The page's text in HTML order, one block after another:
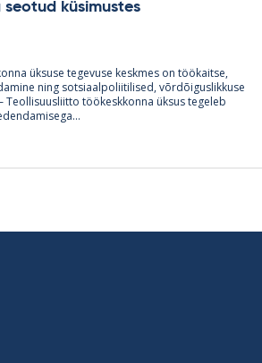
kü­si­mus­tes
ük­suse te­ge­vuse kesk­mes on töö­kaitse,
ning sot­si­aal­po­lii­ti­li­sed, võrdõi­gus­lik­kuse
Teol­li­suus­liitto töö­kesk­konna ük­sus te­ge­leb